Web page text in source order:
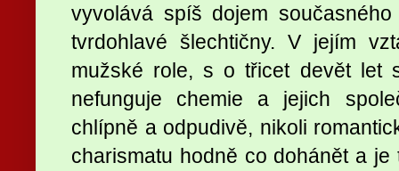
vyvolává spíš dojem
tvrdohlavé šlechtičny. V jejím
mužské role, s o třicet devět let
nefunguje chemie a jejich
chlípně a odpudivě, nikoli
charismatu hodně co dohánět a